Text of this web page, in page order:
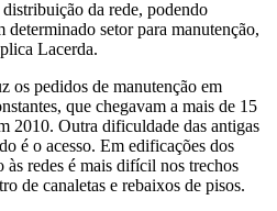
da rede, podendo
setor para manutenção,
Lacerda.
os pedidos de manutenção em
que chegavam a mais de 15
2010. Outra dificuldade das antigas
é o acesso. Em edificações dos
redes é mais difícil nos trechos
de canaletas e rebaixos de pisos.